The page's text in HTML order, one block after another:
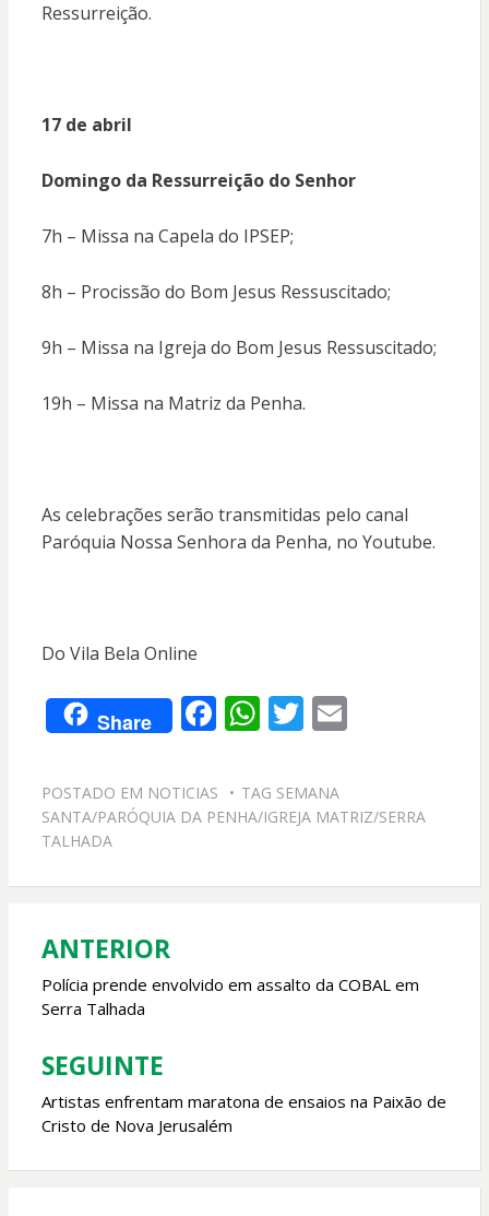
Ressurreição.
17 de abril
Domingo da Ressurreição do Senhor
7h – Missa na Capela do IPSEP;
8h – Procissão do Bom Jesus Ressuscitado;
9h – Missa na Igreja do Bom Jesus Ressuscitado;
19h – Missa na Matriz da Penha.
As celebrações serão transmitidas pelo canal
Paróquia Nossa Senhora da Penha, no Youtube.
Do Vila Bela Online
Share F
e
b
o
W
at
s
p
T
itt
er
E
l
POSTADO EM NOTICIAS TAG SEMANA
SANTA/PARÓQUIA DA PENHA/IGREJA MATRIZ/SERRA
TALHADA
Navegação
de
Post
ANTERIOR
Polícia prende envolvido em assalto da COBAL em
Serra Talhada
SEGUINTE
Artistas enfrentam maratona de ensaios na Paixão de
Cristo de Nova Jerusalém